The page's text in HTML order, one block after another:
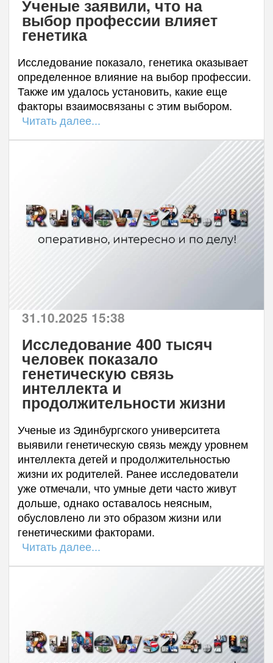
Ученые заявили, что на
выбор профессии влияет
генетика
Исследование показало, генетика оказывает
определенное влияние на выбор профессии.
Также им удалось установить, какие еще
факторы взаимосвязаны с этим выбором.
Читать далее...
31.10.2025 15:38
Исследование 400 тысяч
человек показало
генетическую связь
интеллекта и
продолжительности жизни
Ученые из Эдинбургского университета
выявили генетическую связь между уровнем
интеллекта детей и продолжительностью
жизни их родителей. Ранее исследователи
уже отмечали, что умные дети часто живут
дольше, однако оставалось неясным,
обусловлено ли это образом жизни или
генетическими факторами.
Читать далее...